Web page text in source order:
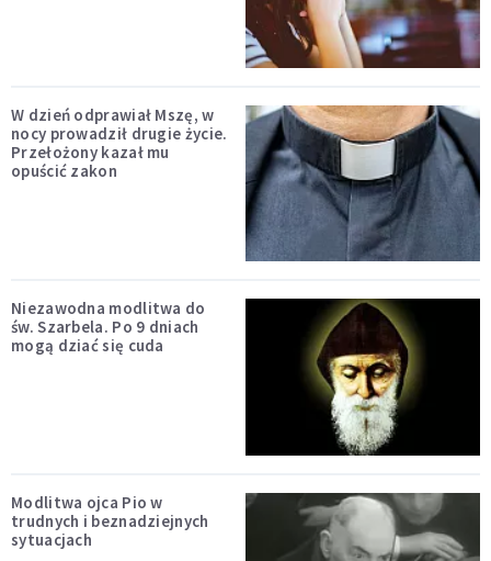
W dzień odprawiał Mszę, w
nocy prowadził drugie życie.
Przełożony kazał mu
opuścić zakon
Niezawodna modlitwa do
św. Szarbela. Po 9 dniach
mogą dziać się cuda
Modlitwa ojca Pio w
trudnych i beznadziejnych
sytuacjach